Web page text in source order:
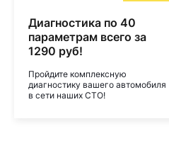
Диагностика по 40
параметрам всего за
1290 руб!
Пройдите комплексную
диагностику вашего автомобиля
в сети наших СТО!